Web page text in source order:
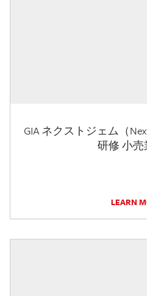
GIA ネクストジェム（
研修 小
LEARN